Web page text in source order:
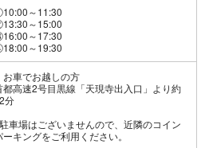
～11:30
～15:00
～17:30
～19:30
お車でお越しの方
都高速2号目黒線「天現寺出入口」より約
分
車場はございませんので、近隣のコイン
ーキングをご利用ください。